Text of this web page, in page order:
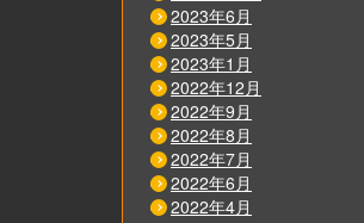
2023年6月
2023年5月
2023年1月
2022年12月
2022年9月
2022年8月
2022年7月
2022年6月
2022年4月